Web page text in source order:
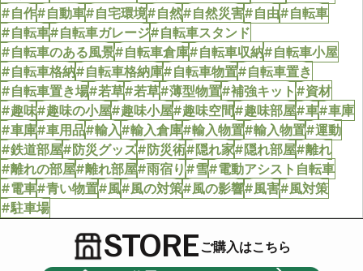
#自作#自動車#自宅環境#自然#自然災害#自由#自転車
#自転車#自転車ガレージ#自転車スタンド
#自転車のある風景#自転車倉庫#自転車収納#自転車小屋
#自転車格納#自転車格納庫#自転車物置#自転車置き
#自転車置き場#若草#若草#薄型物置#補強キット#資材
#趣味#趣味の小屋#趣味小屋#趣味空間#趣味部屋#車#車庫
#車庫#車用品#輸入#輸入倉庫#輸入物置#輸入物置#運動
#鉄道部屋#防災グッズ#防災術#隠れ家#隠れ部屋#離れ
#離れの部屋#離れ部屋#雨宿り#雪#電動アシスト自転車
#電車#青い物置#風#風の対策#風の影響#風害#風対策
#駐車場
STOREご購入はこちら